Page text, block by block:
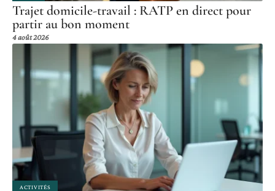
Trajet domicile-travail : RATP en direct pour
partir au bon moment
4 août 2026
ACTIVITÉS